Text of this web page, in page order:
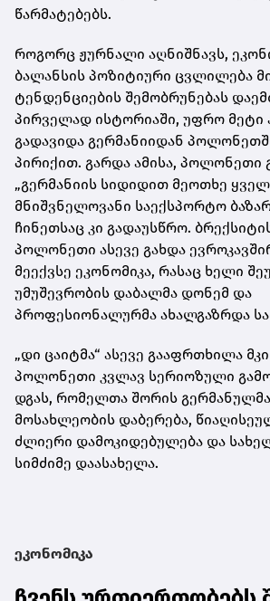
წარმატებებს.
როგორც ჟურნალი აღნიშნავს,
ბალანსის პოზიტიური ცვლილება
ტენდენციების შემობრუნებას
პირველად ისტორიაში, უფრო მეტი
გადავიდა გერმანიიდან
პირიქით. გარდა ამისა, პოლონეთი
„გერმანიის სიდიდით მეოთხე
მნიშვნელოვანი საექსპორტო
ჩინეთსაც კი გადაუსწრო.
პოლონეთი ასევე გახდა
მეექვსე ეკონომიკა, რასაც ხელი
უმუშევრობის დაბალმა დონემ და
პროფესიონალურმა ახალგაზრდა
„დი ცაიტმა“ ასევე გააფრთხილა
პოლონეთი კვლავ სერიოზული
დგას, რომელთა შორის
მოსახლეობის დაბერება,
ძლიერი დამოკიდებულება და
სიმძიმე დაასახელა.
ეკონომიკა